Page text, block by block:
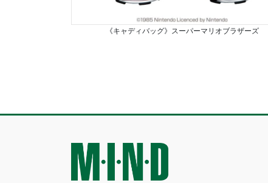
《キャディバッグ》スーパーマリオブラザーズ